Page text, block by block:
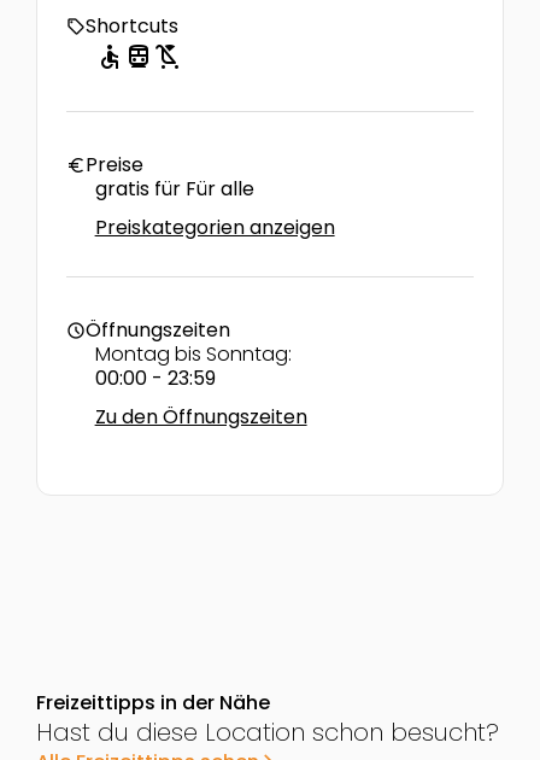
local_offerShortcuts
accessible directions_transit child_friendly
euroPreise
gratis für Für alle
Preiskategorien anzeigen
scheduleÖffnungszeiten
Montag bis Sonntag:
00:00 - 23:59
Zu den Öffnungszeiten
Freizeittipps in der Nähe
Hast du diese Location schon besucht?